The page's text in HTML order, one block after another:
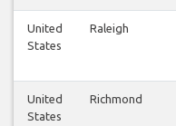
United
States
Raleigh
United
States
Richmond